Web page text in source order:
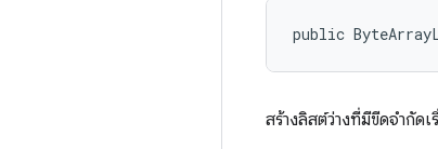
public
สร้างลิสต์ว่างที่มีขีดจํากัด